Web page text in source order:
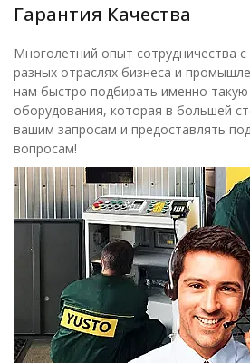
Гарантия Качества
Многолетний опыт сотрудничества с
разных отраслях бизнеса и
нам быстро подбирать именно
оборудования, которая в большей
вашим запросам и предоставлять
вопросам!